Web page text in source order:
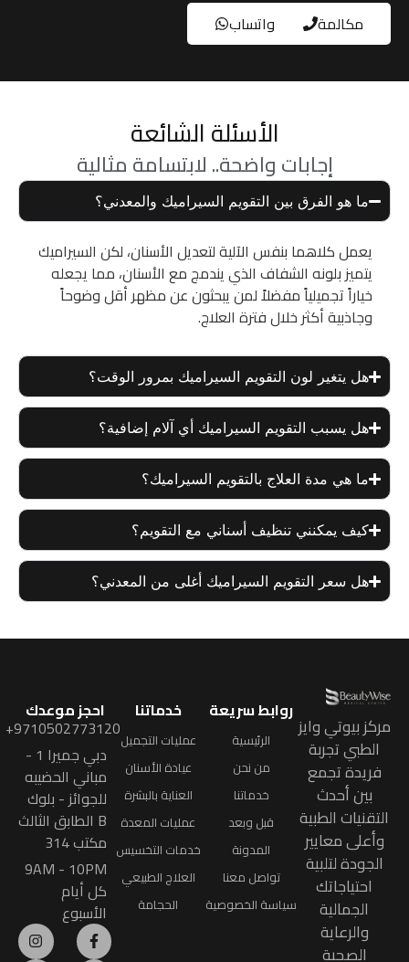
مكالمة
واتساب
الأسئلة الشائعة
إجابات واضحة.. لابتسامة مثالية
ما هو الفرق بين التقويم السيراميك والمعدني؟
يعمل كلاهما بنفس الآلية لتعديل الأسنان، لكن السيراميك
يتميز بلونه الشفاف الذي يندمج مع الأسنان، مما يجعله
خياراً تجميلياً مفضلاً لمن يبحثون عن مظهر أقل وضوحاً
وجاذبية أكثر خلال فترة العلاج.
هل يتغير لون التقويم السيراميك بمرور الوقت؟
هل يسبب التقويم السيراميك أي آلام إضافية؟
ما هي مدة العلاج بالتقويم السيراميك؟
كيف يمكنني تنظيف أسناني مع التقويم؟
هل سعر التقويم السيراميك أغلى من المعدني؟
مركز بيوتي وايز
الطبي تجربة
فريدة تجمع
بين أحدث
التقنيات الطبية
وأعلى معايير
الجودة لتلبية
احتياجاتك
الجمالية
والرعاية
الصحية
روابط سريعة
الرئيسية
من نحن
خدماتنا
قبل وبعد
المدونة
تواصل معنا
سياسة الخصوصية
خدماتنا
عمليات التجميل
عيادة الأسنان
العناية بالبشرة
عمليات المعدة
خدمات التخسيس
العلاج الطبيعي
الحجامة
احجز موعدك
9710502773120+
دبي جميرا 1 -
مباني الحضيبه
للجوائز - بلوك
B الطابق الثالث
مكتب 314
9AM - 10PM
كل أيام
الأسبوع